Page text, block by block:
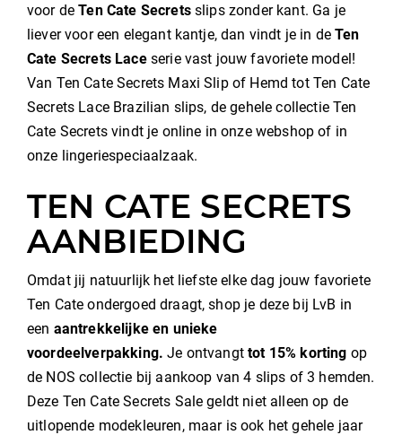
voor deTen Cate Secretsslips zonder kant. Ga je
liever voor een elegant kantje, dan vindt je in deTen
Cate Secrets Laceserie vast jouw favoriete model!
Van Ten Cate Secrets Maxi Slip of Hemd tot Ten Cate
Secrets Lace Brazilian slips, de gehele collectie Ten
Cate Secrets vindt je online in onze webshop of in
onze lingeriespeciaalzaak.
TEN CATE SECRETS
AANBIEDING
Omdat jij natuurlijk het liefste elke dag jouw favoriete
Ten Cate ondergoed draagt, shop je deze bij LvB in
een aantrekkelijke en unieke
voordeelverpakking. Je ontvangttot 15% korting op
de NOS collectie bij aankoop van 4 slips of 3 hemden.
Deze Ten Cate Secrets Sale geldt niet alleen op de
uitlopende modekleuren, maar is ook het gehele jaar